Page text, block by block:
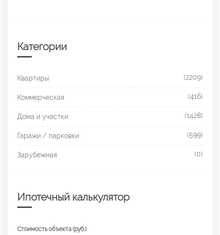
Категории
Квартиры (2209)
Коммерческая (416)
Дома и участки (1428)
Гаражи / парковки (599)
Зарубежная (0)
Ипотечный калькулятор
Стоимость объекта (руб.)